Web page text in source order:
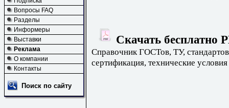
Вопросы FAQ
Разделы
Информеры
Выставки
Реклама
О компании
Контакты
Поиск по сайту
Скачать бесплатно
Справочник ГОСТов, ТУ,
сертификация, технические условия